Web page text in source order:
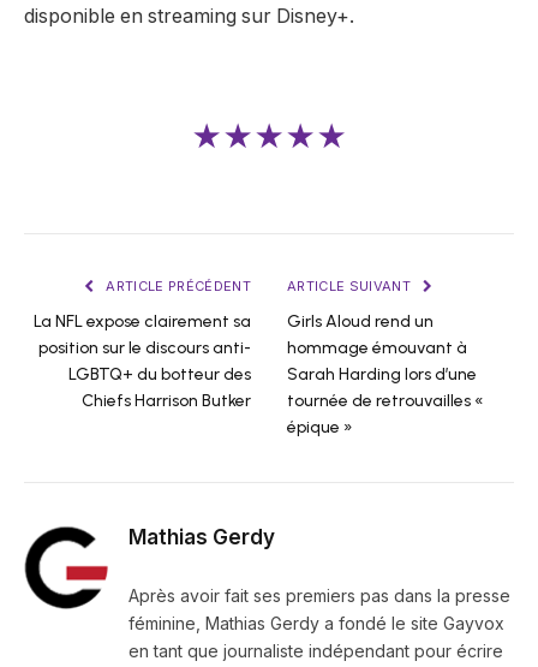
disponible en streaming sur Disney+.
★★★★★
ARTICLE PRÉCÉDENT
La NFL expose clairement sa
position sur le discours anti-
LGBTQ+ du botteur des
Chiefs Harrison Butker
ARTICLE SUIVANT
Girls Aloud rend un
hommage émouvant à
Sarah Harding lors d’une
tournée de retrouvailles «
épique »
Mathias Gerdy
Après avoir fait ses premiers pas dans la presse
féminine, Mathias Gerdy a fondé le site Gayvox
en tant que journaliste indépendant pour écrire